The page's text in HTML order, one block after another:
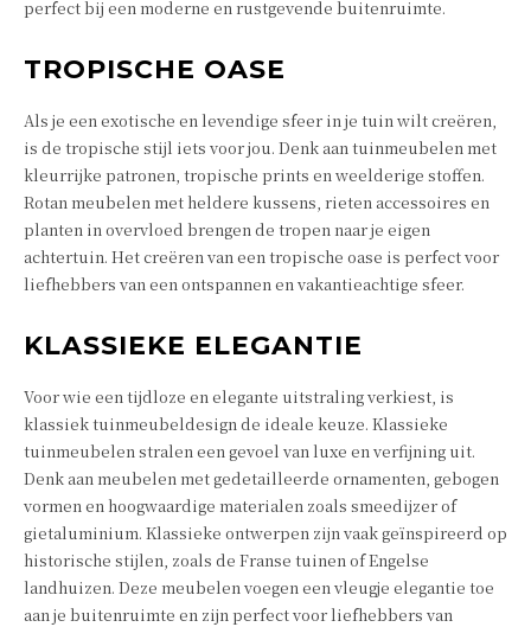
perfect bij een moderne en rustgevende buitenruimte.
TROPISCHE OASE
Als je een exotische en levendige sfeer in je tuin wilt creëren,
is de tropische stijl iets voor jou. Denk aan tuinmeubelen met
kleurrijke patronen, tropische prints en weelderige stoffen.
Rotan meubelen met heldere kussens, rieten accessoires en
planten in overvloed brengen de tropen naar je eigen
achtertuin. Het creëren van een tropische oase is perfect voor
liefhebbers van een ontspannen en vakantieachtige sfeer.
KLASSIEKE ELEGANTIE
Voor wie een tijdloze en elegante uitstraling verkiest, is
klassiek tuinmeubeldesign de ideale keuze. Klassieke
tuinmeubelen stralen een gevoel van luxe en verfijning uit.
Denk aan meubelen met gedetailleerde ornamenten, gebogen
vormen en hoogwaardige materialen zoals smeedijzer of
gietaluminium. Klassieke ontwerpen zijn vaak geïnspireerd op
historische stijlen, zoals de Franse tuinen of Engelse
landhuizen. Deze meubelen voegen een vleugje elegantie toe
aan je buitenruimte en zijn perfect voor liefhebbers van